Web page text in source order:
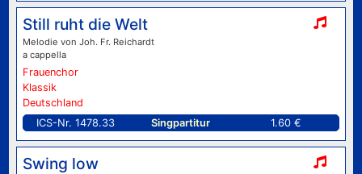
Still ruht die Welt
Melodie von Joh. Fr. Reichardt
a cappella
Frauenchor
Klassik
Deutschland
ICS-Nr. 1478.33
Singpartitur 1.60 €
Swing low